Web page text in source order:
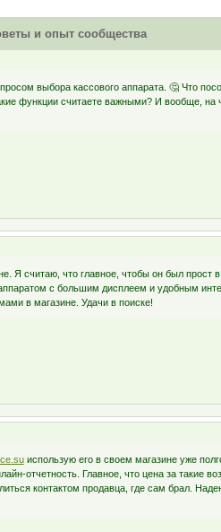
и опыт сообщества
выбора кассового аппарата. 🤔 Что
функции считаете важными? И вообще, на
Я считаю, что главное, чтобы он был прост
с большим дисплеем и удобным
в магазине. Удачи в поиске!
использую его в своем магазине уже
отчетность. Главное, что цена за такие
контактом продавца, где сам брал.